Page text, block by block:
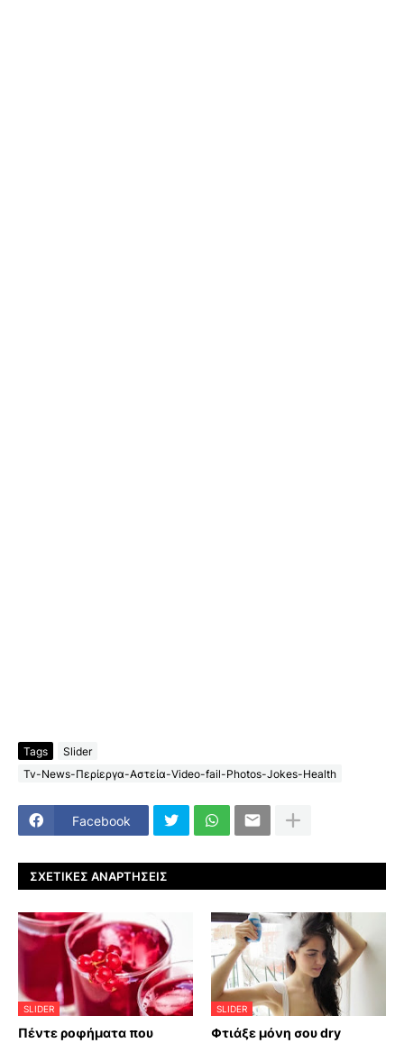
Tags
Slider
Tv-News-Περίεργα-Αστεία-Video-fail-Photos-Jokes-Health
Facebook
ΣΧΕΤΙΚΈΣ ΑΝΑΡΤΉΣΕΙΣ
SLIDER
Πέντε ροφήματα που
SLIDER
Φτιάξε μόνη σου dry